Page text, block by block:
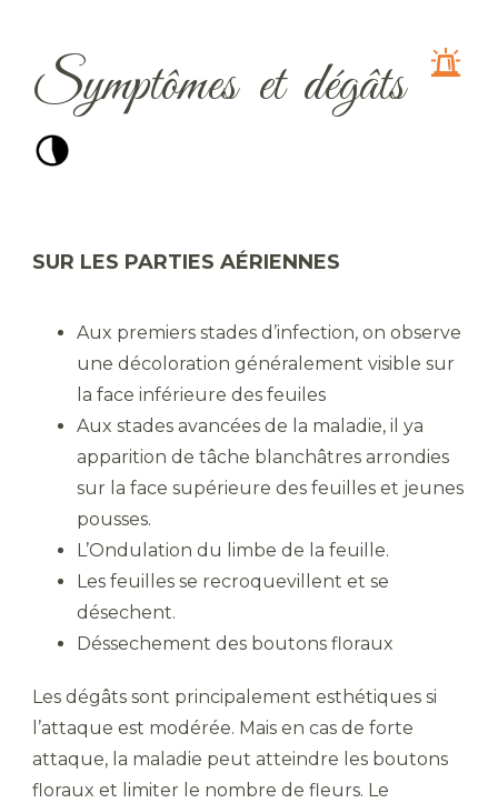
Symptômes et dégâts
SUR LES PARTIES AÉRIENNES
Aux premiers stades d’infection, on observe
une décoloration généralement visible sur
la face inférieure des feuiles
Aux stades avancées de la maladie, il ya
apparition de tâche blanchâtres arrondies
sur la face supérieure des feuilles et jeunes
pousses.
L’Ondulation du limbe de la feuille.
Les feuilles se recroquevillent et se
désechent.
Déssechement des boutons floraux
Les dégâts sont principalement esthétiques si
l’attaque est modérée. Mais en cas de forte
attaque, la maladie peut atteindre les boutons
floraux et limiter le nombre de fleurs. Le